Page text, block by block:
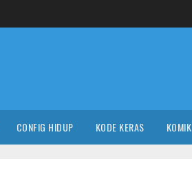
CONFIG HIDUP KODE KERAS KOMIK